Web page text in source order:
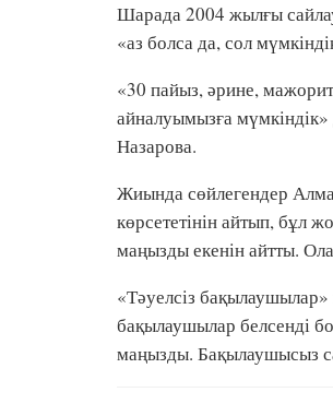
Шарада 2004 жылғы
«аз болса да, сол
«30 пайыз, әрине,
айналуымызға
Назарова.
Жиында сөйлегендер
көрсететінін айтып, бұл
маңызды екенін айтты.
«Тәуелсіз бақылаушылар»
бақылаушылар белсенді
маңызды. Бақылаушысыз